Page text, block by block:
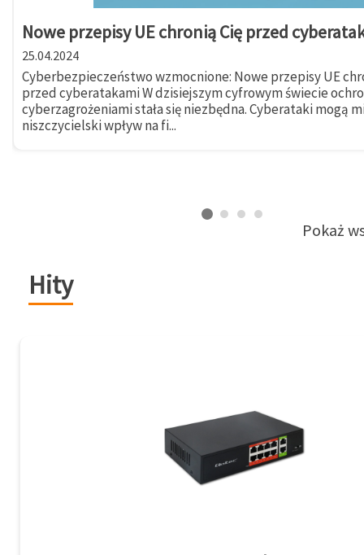
Nowe przepisy UE chronią Cię przed
25.04.2024
Cyberbezpieczeństwo wzmocnione: Nowe przepisy UE
przed cyberatakami W dzisiejszym cyfrowym świecie
cyberzagrożeniami stała się niezbędna. Cyberataki mogą
niszczycielski wpływ na fi...
Pokaż
Hity